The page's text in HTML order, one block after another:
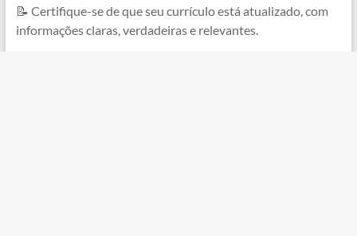
📝 Certifique-se de que seu currículo está atualizado, com
informações claras, verdadeiras e relevantes.